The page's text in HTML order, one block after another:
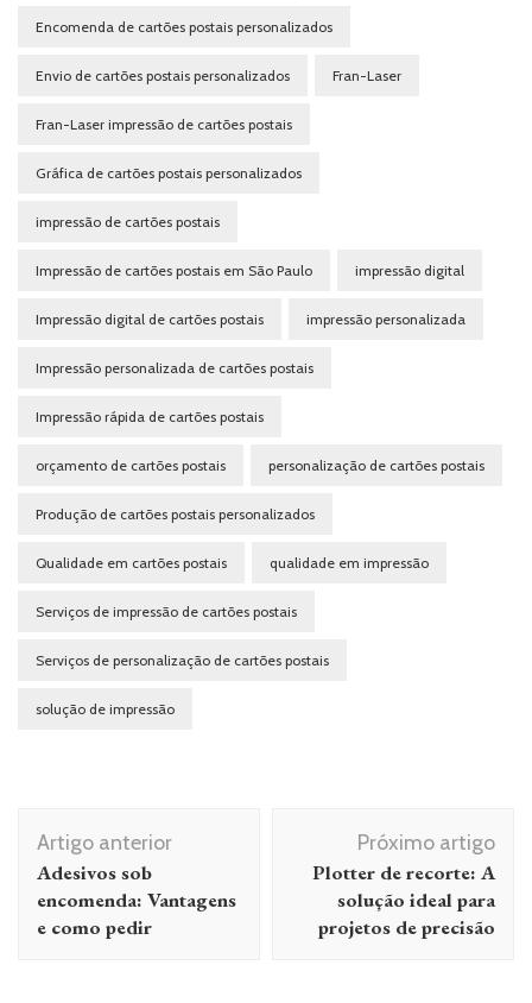
Encomenda de cartões postais personalizados
Envio de cartões postais personalizados Fran-Laser
Fran-Laser impressão de cartões postais
Gráfica de cartões postais personalizados
impressão de cartões postais
Impressão de cartões postais em São Paulo impressão digital
Impressão digital de cartões postais impressão personalizada
Impressão personalizada de cartões postais
Impressão rápida de cartões postais
orçamento de cartões postais personalização de cartões postais
Produção de cartões postais personalizados
Qualidade em cartões postais qualidade em impressão
Serviços de impressão de cartões postais
Serviços de personalização de cartões postais
solução de impressão
Navegação
de
post
Artigo anterior
Adesivos sob
encomenda: Vantagens
e como pedir
Próximo artigo
Plotter de recorte: A
solução ideal para
projetos de precisão